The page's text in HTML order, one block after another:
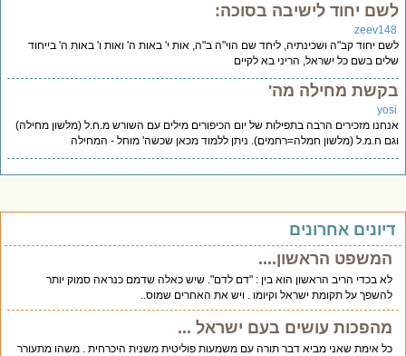
יחוד לישיבה בסוכה:
יחוד קב"ה ושכינתיה, ליחד שם הוי"ה ב"ה, אות י' באות ה' ואות ו' באות ה' בייחוד
בשם כל ישראל, הריני בא לקיים
מחילה מה'
מזכירים הרבה בתפילות של יום הכיפורים מילים עם השורש מ.ח.ל (מלשון מחילה)
ח.מ.ל (מלשון חמלה=רחמים). ניתן ללמוד מכאן שכשה' מוחל - המחילה
אחרונים
המשפט הראשון....
לא בכדי הריב הראשון הוא בין : "דם לדם". שיש כאלה שדמם כנראה סמוק יותר
להשפך על תקומת ישראל וקיומו . ויש את האחרים שמוס..
מהפכות עושים בעם ישראל ...
כל אימת שאני מביא דבר תורה עם משמעות פוליטית משנית היכרחית . משהו מתעורר